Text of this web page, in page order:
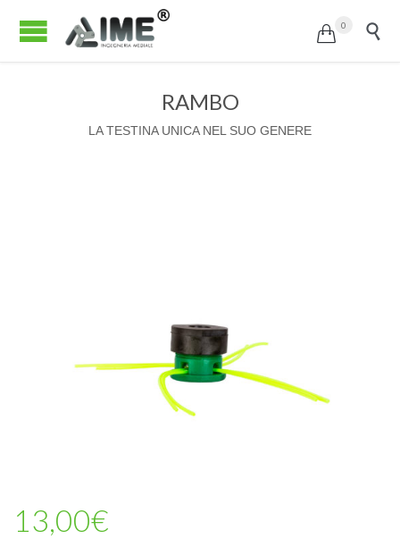
 0 
RAMBO
LA TESTINA UNICA NEL SUO GENERE
13,00€